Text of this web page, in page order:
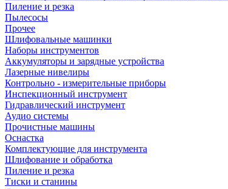
Пиление и резка
Пылесосы
Прочее
Шлифовальные машинки
Наборы инструментов
Аккумуляторы и зарядные устройства
Лазерные нивелиры
Контрольно - измерительные приборы
Инспекционный инструмент
Гидравлический инструмент
Аудио системы
Прочистные машины
Оснастка
Комплектующие для инструмента
Шлифование и обработка
Пиление и резка
Тиски и станины